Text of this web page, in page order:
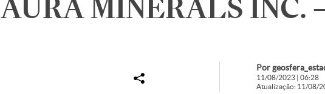
AURA MINERALS INC.
Por
11/08/2023 | 06:28
Atualização: 11/08/